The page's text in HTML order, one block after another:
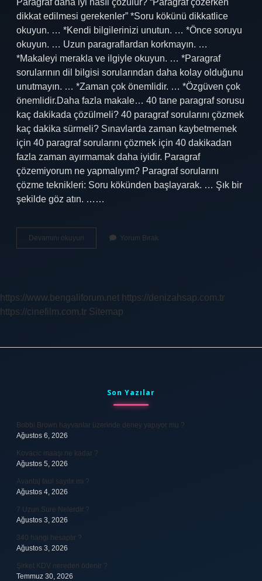
Paragraf daha iyi nasıl çözülür? “Paragraf çözerken
dikkat edilmesi gerekenler” *Soru kökünü dikkatlice
okuyun. … *Kendi bilgilerinizi unutun. … *Önce soruyu
okuyun. … Uzun paragraflardan korkmayın. …
*Makaleyi merakla ve ilgiyle okuyun. … *Paragraf
sorularının dil bilgisi sorularından daha kolay olduğunu
unutmayın. … *Zaman çok önemlidir. … *Özgüven çok
önemlidir.Daha fazla makale… 40 tane paragraf sorusu
kaç dakikada çözülmeli? 40 paragraf sorularını çözmek
kaç dakika sürmeli? Sınavlarda zaman kaybetmemek
için 40 paragraf sorularını çözmek için 40 dakikadan
fazla zaman ayırmamak daha iyidir. Paragraf
çözemiyorum ne yapmalıyım? Paragraf sorularını
çözme teknikleri: Soru kökünden başlayarak. … Şık bir
şekilde göz atın. ……
Devamını okuyun Paragraf
Taktikleri
Yorum Bırak
https://www.bengaliforum.net https://denizahsap.com.tr
https://cinefilm.com.tr Sitemap
Son Yazılar
Bobbi Brown hayvanlar üzerinde deney yapıyor mu ?
Ağustos 6, 2026
Kovacic maaşı ne kadar ?
Ağustos 5, 2026
Avantaj faul sayılır mı ?
Ağustos 4, 2026
7 Uzun Sure Nelerdir ?
Ağustos 3, 2026
340 hangi hesaptır ?
Ağustos 3, 2026
Şirket KDV nereden ödenir ?
Temmuz 30, 2026